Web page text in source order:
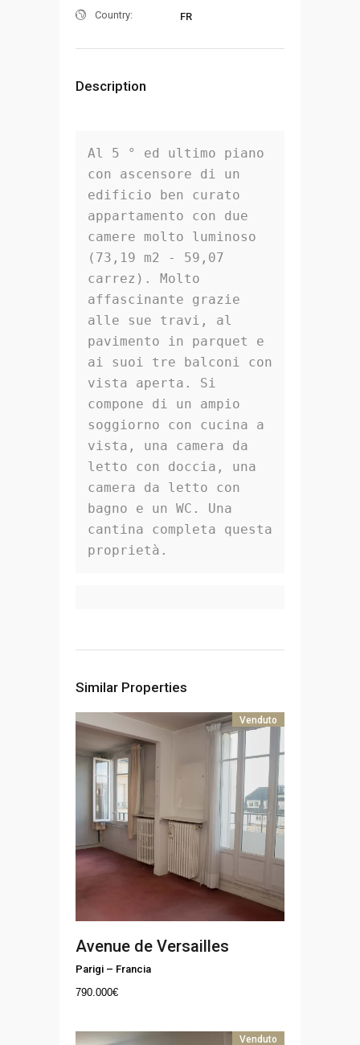
Country: FR
Description
Al 5 ° ed ultimo piano
con ascensore di un
edificio ben curato
appartamento con due
camere molto luminoso
(73,19 m2 - 59,07
carrez). Molto
affascinante grazie
alle sue travi, al
pavimento in parquet e
ai suoi tre balconi con
vista aperta. Si
compone di un ampio
soggiorno con cucina a
vista, una camera da
letto con doccia, una
camera da letto con
bagno e un WC. Una
cantina completa questa
proprietà.
Similar Properties
Venduto
Avenue de Versailles
Parigi – Francia
790.000€
Venduto